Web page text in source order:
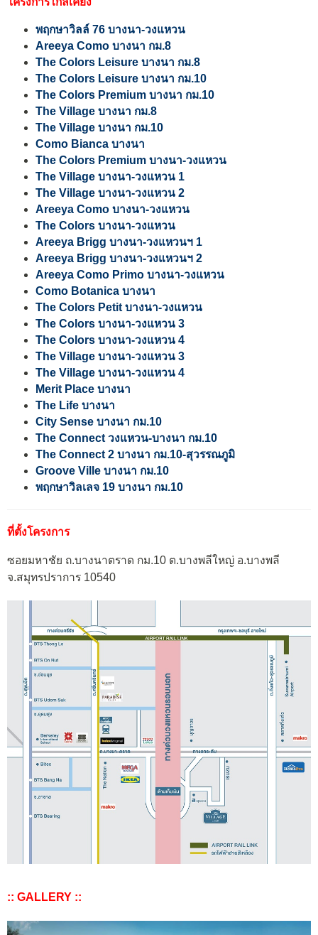
พฤกษาวิลล์ 76 บางนา-วงแหวน
Areeya Como บางนา กม.8
The Colors Leisure บางนา กม.8
The Colors Leisure บางนา กม.10
The Colors Premium บางนา กม.10
The Village บางนา กม.8
The Village บางนา กม.10
Como Bianca บางนา
The Colors Premium บางนา-วงแหวน
The Village บางนา-วงแหวน 1
The Village บางนา-วงแหวน 2
Areeya Como บางนา-วงแหวน
The Colors บางนา-วงแหวน
Areeya Brigg บางนา-วงแหวนฯ 1
Areeya Brigg บางนา-วงแหวนฯ 2
Areeya Como Primo บางนา-วงแหวน
Como Botanica บางนา
The Colors Petit บางนา-วงแหวน
The Colors บางนา-วงแหวน 3
The Colors บางนา-วงแหวน 4
The Village บางนา-วงแหวน 3
The Village บางนา-วงแหวน 4
Merit Place บางนา
The Life บางนา
City Sense บางนา กม.10
The Connect วงแหวน-บางนา กม.10
The Connect 2 บางนา กม.10-สุวรรณภูมิ
Groove Ville บางนา กม.10
พฤกษาวิลเลจ 19 บางนา กม.10
ที่ตั้งโครงการ
ซอยมหาชัย ถ.บางนาตราด กม.10 ต.บางพลีใหญ่ อ.บางพลี
จ.สมุทรปราการ 10540
:: GALLERY ::